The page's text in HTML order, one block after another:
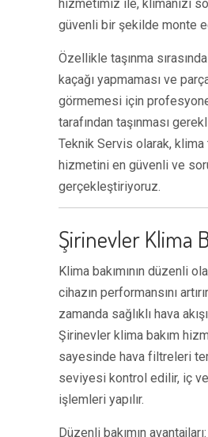
hizmetimiz ile, klimanızı
güvenli bir şekilde monte
Özellikle taşınma
kaçağı yapmaması ve
görmemesi için
tarafından taşınması
Teknik Servis olarak, klima
hizmetini en güvenli ve
gerçekleştiriyoruz.
Şirinevler Klima
Klima bakımının düzenli
cihazın performansını
zamanda sağlıklı hava
Şirinevler klima bakım
sayesinde hava filtreleri
seviyesi kontrol edilir, iç ve
işlemleri yapılır.
Düzenli bakımın avantajları: